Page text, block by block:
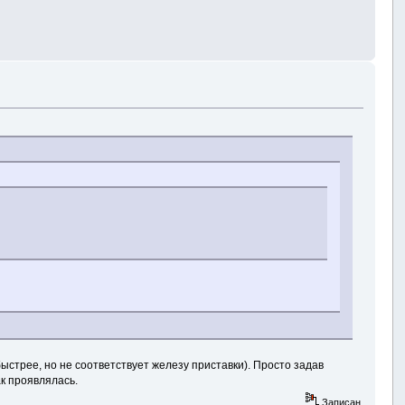
но не соответствует железу приставки). Просто задав
проявлялась.
Записан